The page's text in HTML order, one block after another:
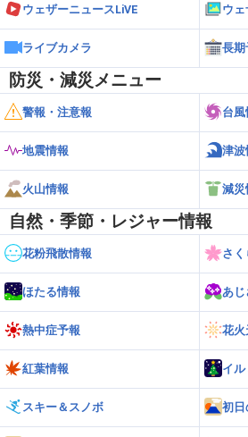
ウェザーニュースLiVE ウェ
ライブカメラ 長期
防災・減災メニュー
警報・注意報 台風
地震情報 津波
火山情報 減災
自然・季節・レジャー情報
花粉飛散情報 さ
ほたる情報 あじ
熱中症予報 花火
紅葉情報 イ
スキー＆スノボ 初日